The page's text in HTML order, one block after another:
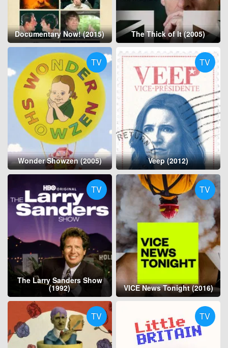
Documentary Now! (2015) The Thick of It (2005)
TV
Wonder Showzen (2005)
TV
Veep (2012)
TV
The Larry Sanders Show
(1992)
TV
VICE News Tonight (2016)
TV TV